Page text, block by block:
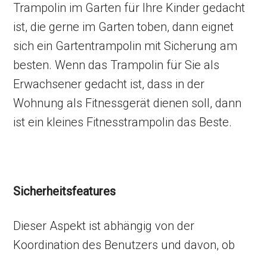
Trampolin im Garten für Ihre Kinder gedacht
ist, die gerne im Garten toben, dann eignet
sich ein Gartentrampolin mit Sicherung am
besten. Wenn das Trampolin für Sie als
Erwachsener gedacht ist, dass in der
Wohnung als Fitnessgerät dienen soll, dann
ist ein kleines Fitnesstrampolin das Beste.
Sicherheitsfeatures
Dieser Aspekt ist abhängig von der
Koordination des Benutzers und davon, ob